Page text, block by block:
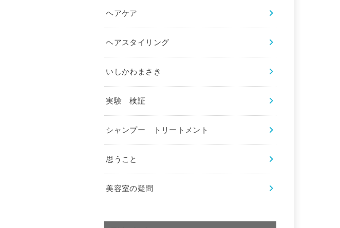
ヘアケア
ヘアスタイリング
いしかわまさき
実験 検証
シャンプー トリートメント
思うこと
美容室の疑問